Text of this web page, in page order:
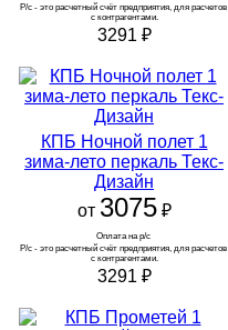
Р/с - это расчетный счёт предприятия, для расчетов
с контрагентами.
3291 ₽
КПБ Ночной полет 1
зима-лето перкаль Текс-
Дизайн
от 3075₽
Оплата на р/с
Р/с - это расчетный счёт предприятия, для расчетов
с контрагентами.
3291 ₽